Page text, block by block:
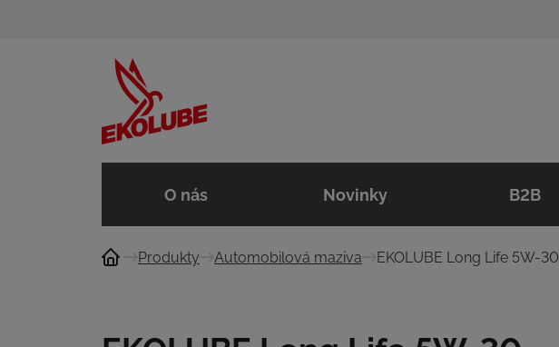
O nás Novinky B2B
Produkty Automobilová maziva EKOLUBE Long Life 5W-30